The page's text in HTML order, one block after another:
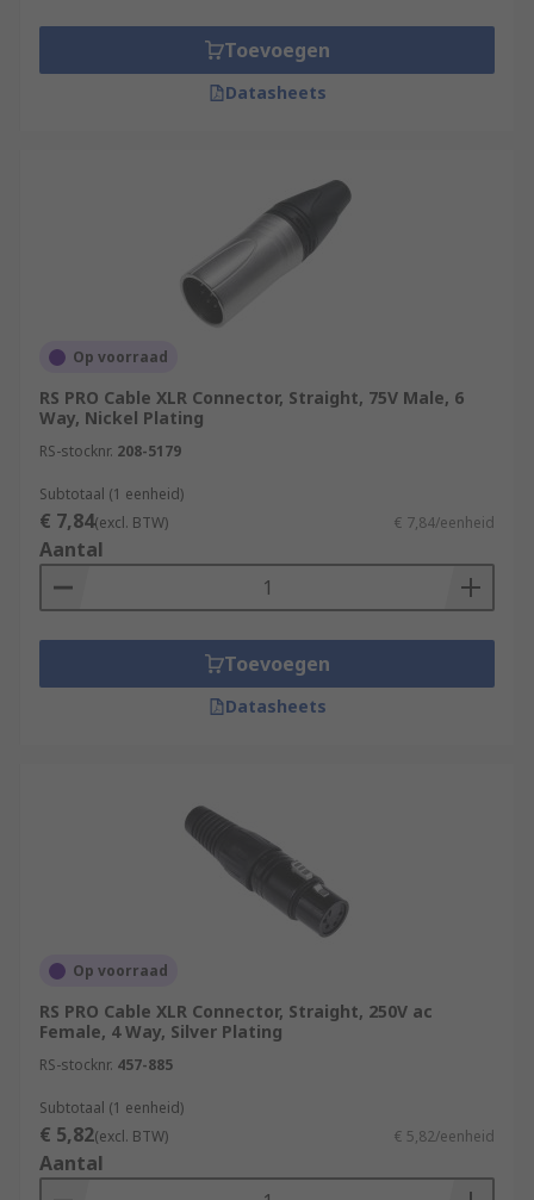
Toevoegen
Datasheets
Op voorraad
RS PRO Cable XLR Connector, Straight, 75V Male, 6
Way, Nickel Plating
RS-stocknr. 208-5179
Subtotaal (1 eenheid)
€ 7,84(excl. BTW) € 7,84/eenheid
Aantal
Toevoegen
Datasheets
Op voorraad
RS PRO Cable XLR Connector, Straight, 250V ac
Female, 4 Way, Silver Plating
RS-stocknr. 457-885
Subtotaal (1 eenheid)
€ 5,82(excl. BTW) € 5,82/eenheid
Aantal